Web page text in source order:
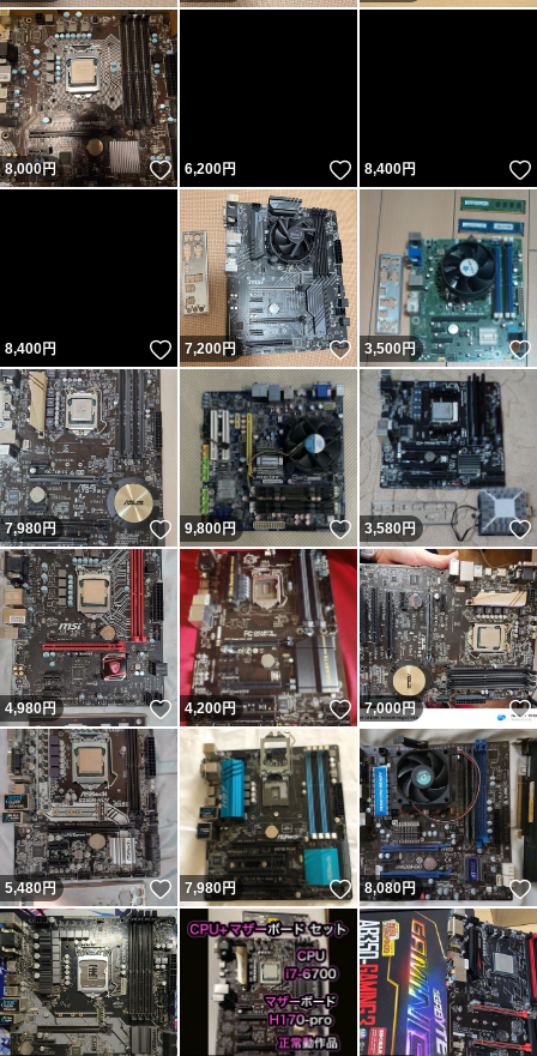
8,000円 いいね！
6,200円 いいね！
8,400円
8,400円 いいね！
7,200円 いいね！
3,500円
7,980円 いいね！
9,800円 いいね！
3,580円
4,980円 いいね！
4,200円 いいね！
7,000円
5,480円 いいね！
7,980円 いいね！
8,080円